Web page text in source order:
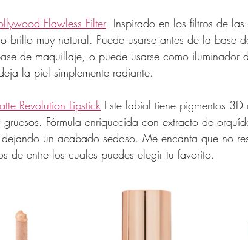
Flawless Filter
Inspirado en los filtros de
brillo muy natural. Puede usarse antes de la base
de maquillaje, o puede usarse como iluminador
la piel simplemente radiante.
Revolution Lipstick Este labial tiene pigmentos
gruesos. Fórmula enriquecida con extracto de
un acabado sedoso. Me encanta que no
de entre los cuales puedes elegir tu favorito.